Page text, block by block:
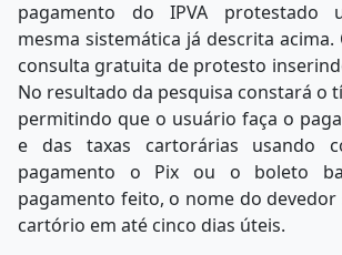
pagamento do IPVA protestado
mesma sistemática já descrita
consulta gratuita de protesto
No resultado da pesquisa constará o
permitindo que o usuário faça o
e das taxas cartorárias usando
pagamento o Pix ou o boleto
pagamento feito, o nome do
cartório em até cinco dias úteis.